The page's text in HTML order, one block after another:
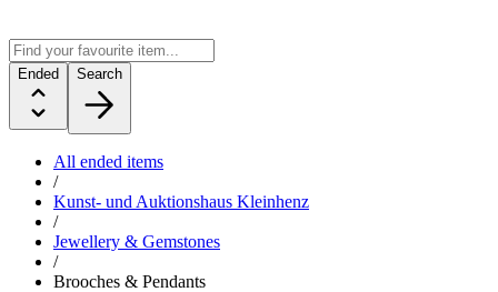
Ended Search
All ended items
/
Kunst- und Auktionshaus Kleinhenz
/
Jewellery & Gemstones
/
Brooches & Pendants